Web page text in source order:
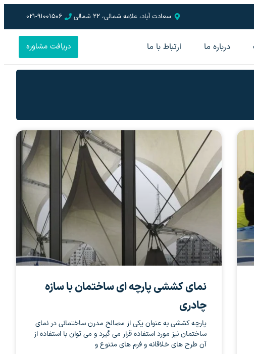
سعادت آباد، علامه شمالی، 22 شمالی 021-91001506
درباره ما ارتباط با ما دریافت مشاوره
نمای کششی پارچه ای ساختمان با سازه
چادری
پارچه کششی به عنوان یکی از مصالح مدرن ساختمانی در نمای
ساختمان نیز مورد استفاده قرار می گیرد و می توان با استفاده از
آن طرح های خلاقانه و فرم های متنوع و